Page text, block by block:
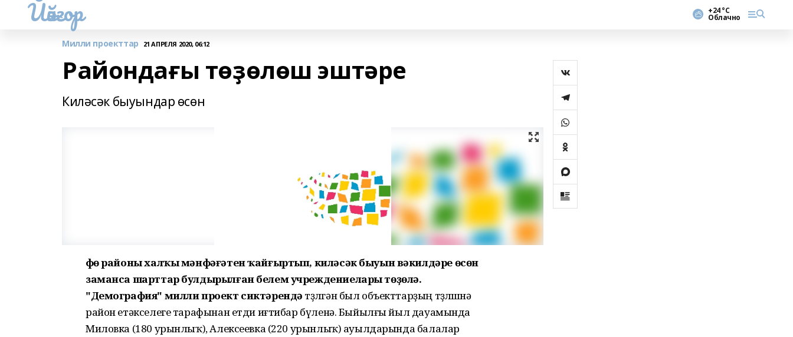
Йәйғор +24 °С
Облачно
Милли проекттар 21 АПРЕЛЯ 2020, 06:12
Райондағы төҙөлөш эштәре
Киләсәк быуындар өсөн
Өфө районы халҡы мәнфәғәтен ҡайғыртып, киләсәк быуын вәкилдәре өсөн
заманса шарттар булдырылған белем учреждениелары төҙөлә.
"Демография" милли проект сиктәрендә төҙөлгән был объекттарҙың төҙөлөшөнә
район етәкселеге тарафынан етди иғтибар бүленә. Быйылғы йыл дауамында
Миловка (180 урынлыҡ), Алексеевка (220 урынлыҡ) ауылдарында балалар